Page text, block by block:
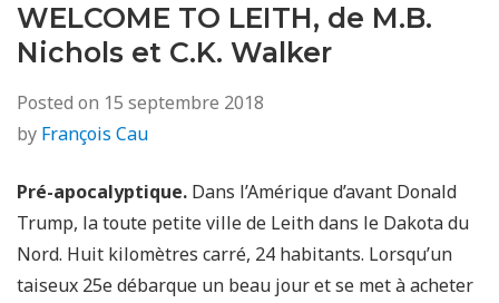
WELCOME TO LEITH, de M.B.
Nichols et C.K. Walker
Posted on 15 septembre 2018
by François Cau
Pré-apocalyptique. Dans l’Amérique d’avant Donald
Trump, la toute petite ville de Leith dans le Dakota du
Nord. Huit kilomètres carré, 24 habitants. Lorsqu’un
taiseux 25e débarque un beau jour et se met à acheter